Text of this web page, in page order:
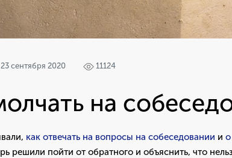
23 сентября 2020 11124
на
как отвечать на вопросы на собеседовании и
решили пойти от обратного и объяснить, что